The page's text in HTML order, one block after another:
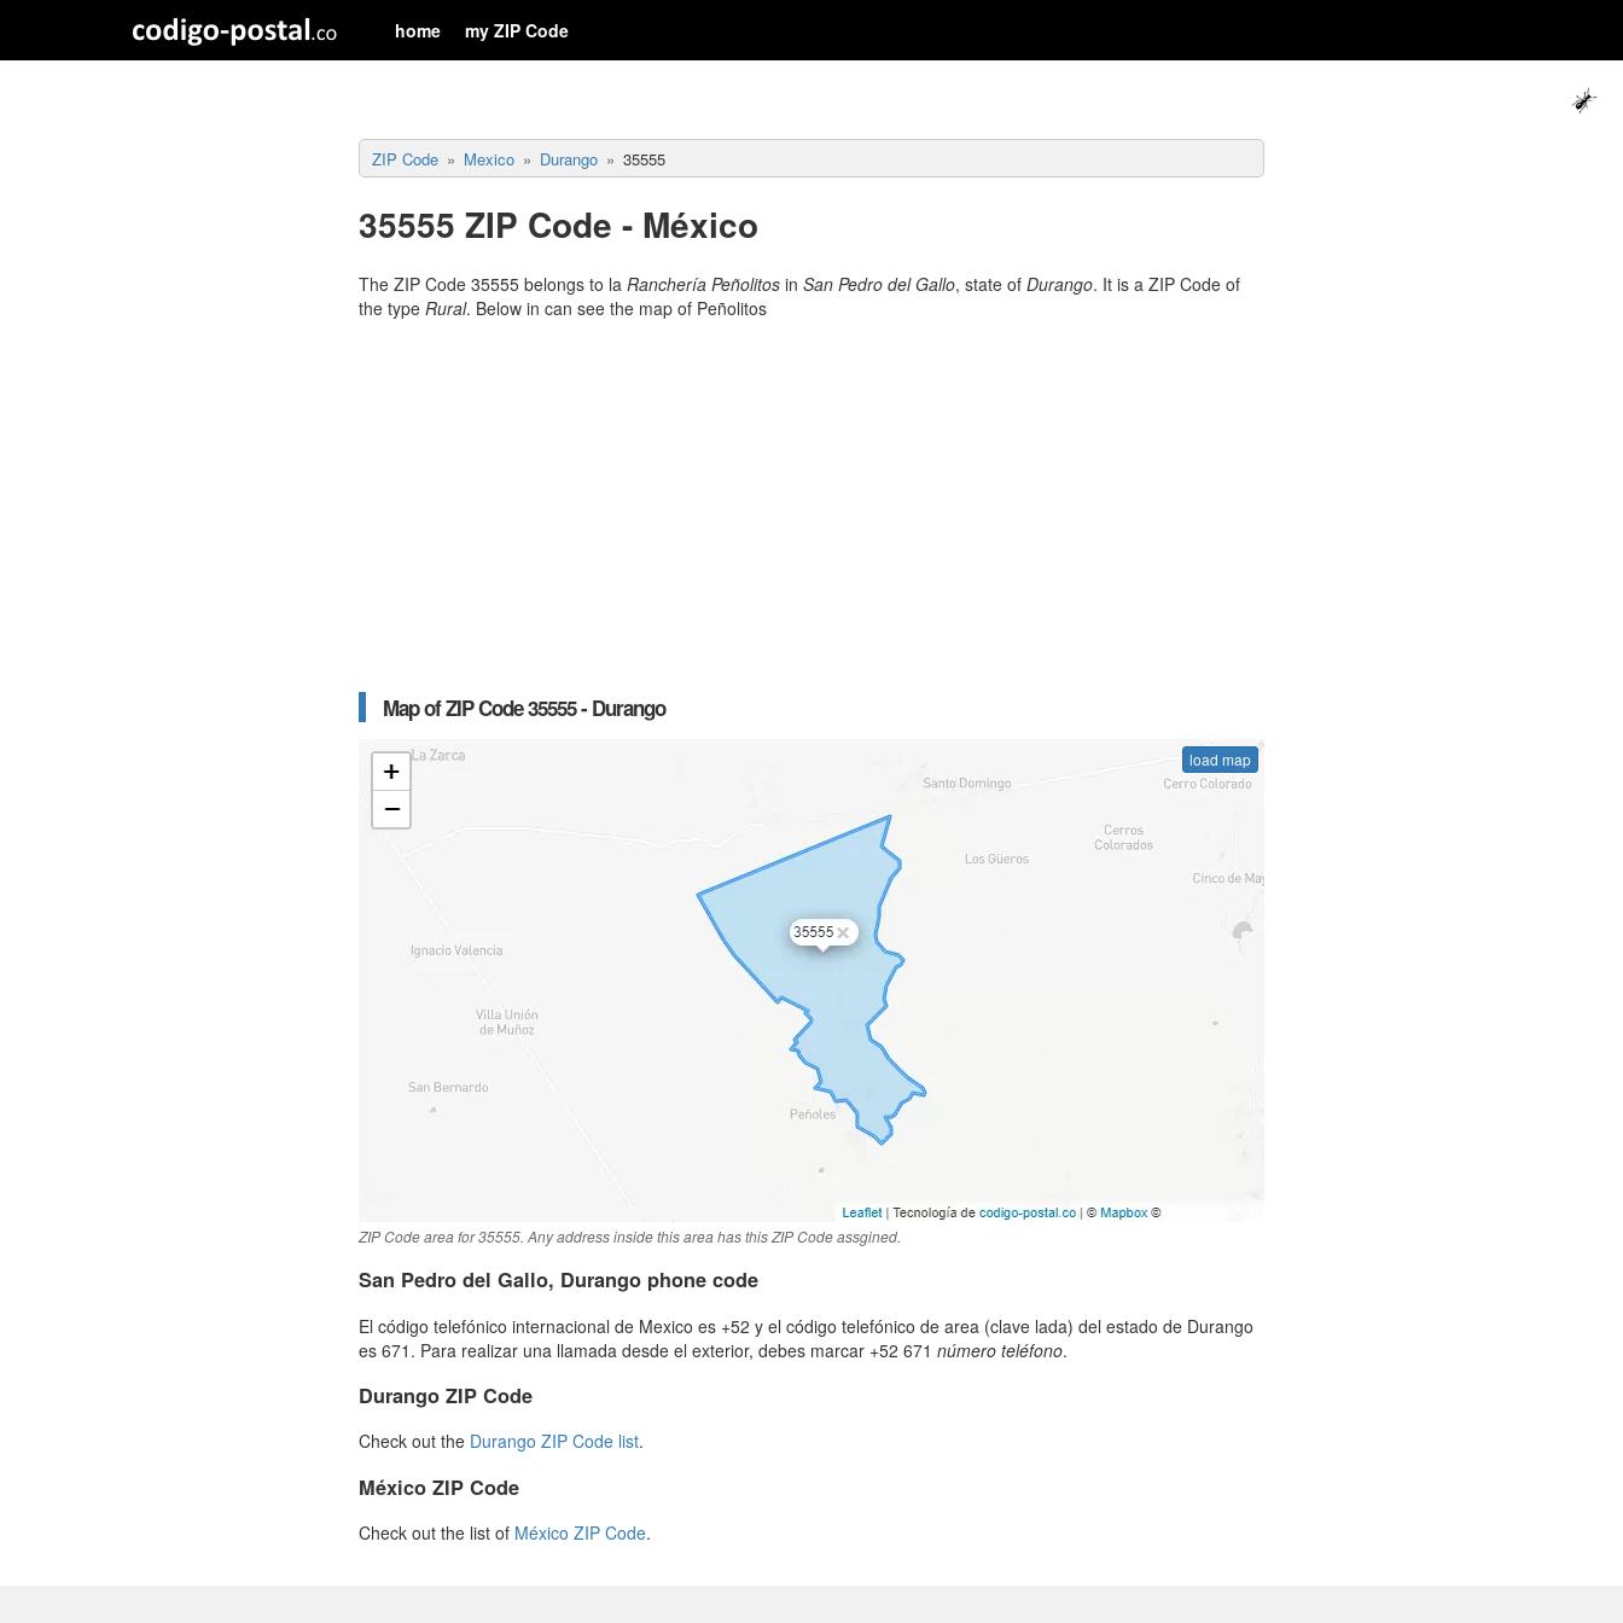
home my ZIP Code
ZIP Code Mexico Durango 35555
35555 ZIP Code - México
The ZIP Code 35555 belongs to la Ranchería Peñolitos in San Pedro del Gallo, state of Durango. It is a ZIP Code of
the type Rural. Below in can see the map of Peñolitos
Map of ZIP Code 35555 - Durango
load map
ZIP Code area for 35555. Any address inside this area has this ZIP Code assgined.
San Pedro del Gallo, Durango phone code
El código telefónico internacional de Mexico es +52 y el código telefónico de area (clave lada) del estado de Durango
es 671. Para realizar una llamada desde el exterior, debes marcar +52 671 número teléfono.
Durango ZIP Code
Check out the Durango ZIP Code list.
México ZIP Code
Check out the list of México ZIP Code.